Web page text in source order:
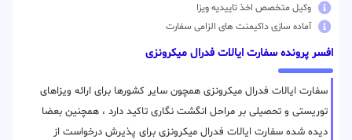
وکیل متخصص اخذ تاییدیه ویزا
آماده سازی داکیمنت های الزامی سفارت
افسر پرونده سفارت ایالات فدرال میکرونزی
سفارت ایالات فدرال میکرونزی همچون سایر کشورها برای ارائه ویزاهای
توریستی و تحصیلی بر مراحل انگشت نگاری تاکید دارد ، همچنین بعضا
دیده شده سفارت ایالات فدرال میکرونزی برای پذیرش درخواست از